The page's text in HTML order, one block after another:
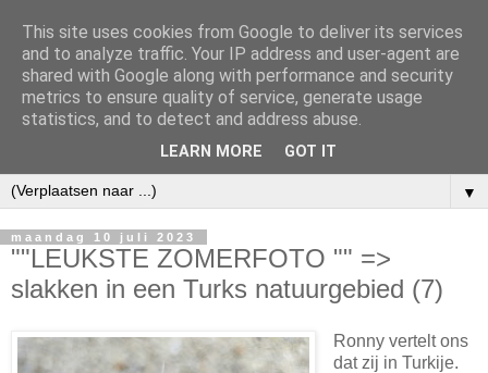
▼
maandag 10 juli 2023
""LEUKSTE ZOMERFOTO "" =>
slakken in een Turks natuurgebied (7)
Ronny vertelt ons
dat zij in Turkije.
This site uses cookies from Google to deliver its services
and to analyze traffic. Your IP address and user-agent are
shared with Google along with performance and security
metrics to ensure quality of service, generate usage
statistics, and to detect and address abuse.
LEARN MORE GOT IT